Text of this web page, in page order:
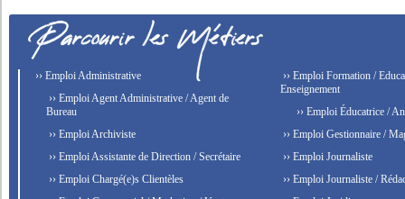
›› Emploi Administrative
›› Emploi Agent Administrative / Agent de
Bureau
›› Emploi Archiviste
›› Emploi Assistante de Direction / Secrétaire
›› Emploi Chargé(e)s Clientèles
›› Emploi Formation /
Enseignement
›› Emploi Éducatrice /
›› Emploi Gestionnaire /
›› Emploi Journaliste
›› Emploi Journaliste /